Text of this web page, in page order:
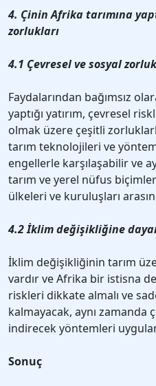
4. Çinin Afrika tarımına
zorlukları
4.1 Çevresel ve sosyal
Faydalarından bağımsız
yaptığı yatırım, çevresel
olmak üzere çeşitli
tarım teknolojileri ve
engellerle karşılaşabilir ve
tarım ve yerel nüfus
ülkeleri ve kuruluşları
4.2 İklim değişikliğine
İklim değişikliğinin tarım
vardır ve Afrika bir istisna
riskleri dikkate almalı ve
kalmayacak, aynı zamanda
indirecek yöntemleri
Sonuç